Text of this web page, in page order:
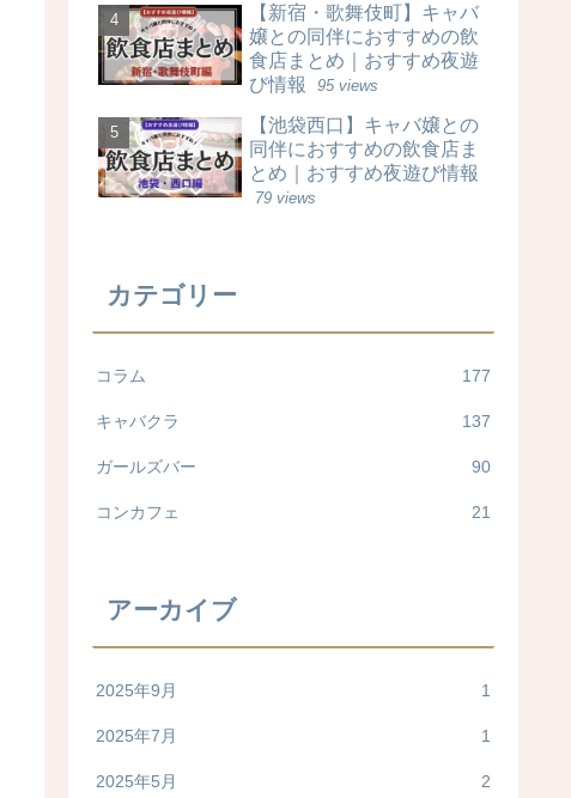
【新宿・歌舞伎町】キャバ
嬢との同伴におすすめの飲
食店まとめ｜おすすめ夜遊
び情報
95 views
【池袋西口】キャバ嬢との
同伴におすすめの飲食店ま
とめ｜おすすめ夜遊び情報
79 views
カテゴリー
コラム 177
キャバクラ 137
ガールズバー 90
コンカフェ 21
アーカイブ
2025年9月 1
2025年7月 1
2025年5月 2